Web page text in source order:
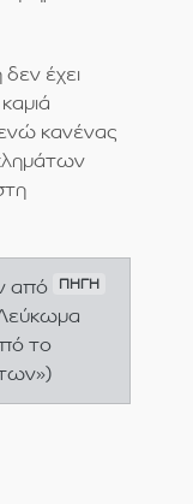
έχει
κανένας
ΠΗΓΗ
από
το